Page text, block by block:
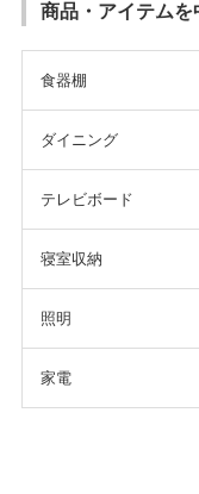
商品・アイテムを
食器棚
ダイニング
テレビボード
寝室収納
照明
家電